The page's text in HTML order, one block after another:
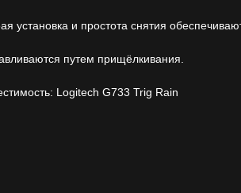
установка и простота снятия
путем прищёлкивания.
Logitech G733 Trig Rain